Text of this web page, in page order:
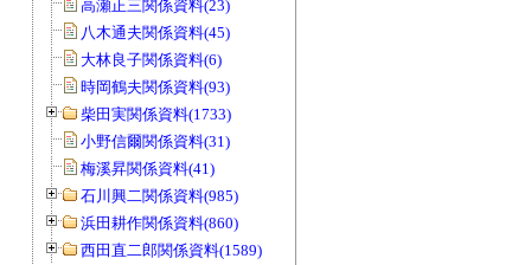
高瀬正三関係資料(23)
八木通夫関係資料(45)
大林良子関係資料(6)
時岡鶴夫関係資料(93)
柴田実関係資料(1733)
小野信爾関係資料(31)
梅溪昇関係資料(41)
石川興二関係資料(985)
浜田耕作関係資料(860)
西田直二郎関係資料(1589)